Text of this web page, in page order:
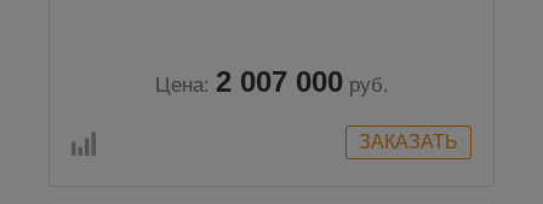
Цена: 2 007 000 руб.